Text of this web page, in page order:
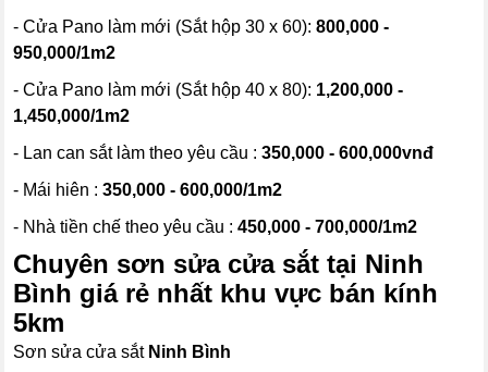
- Cửa Pano làm mới (Sắt hộp 30 x 60): 800,000 -
950,000/1m2
- Cửa Pano làm mới (Sắt hộp 40 x 80): 1,200,000 -
1,450,000/1m2
- Lan can sắt làm theo yêu cầu :350,000 - 600,000vnđ
- Mái hiên :350,000 - 600,000/1m2
- Nhà tiền chế theo yêu cầu :450,000 - 700,000/1m2
Chuyên sơn sửa cửa sắt tại Ninh
Bình giá rẻ nhất khu vực bán kính
5km
Sơn sửa cửa sắt Ninh Bình